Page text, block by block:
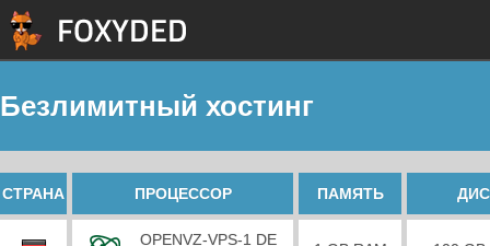
Безлимитный хостинг
СТРАНА ПРОЦЕССОР ПАМЯТЬ
OPENVZ-VPS-1 DE